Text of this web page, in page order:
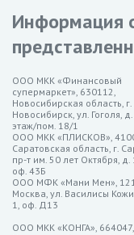
минут в
Займер — до 30
0%
MoneyMan — до
0%
МигКредит — до
от 0%
5 минут в
Информация
ООО МКК «Финансовый
супермаркет», 630112,
Новосибирская область, г.
Новосибирск, ул. Гоголя,
этаж/пом. 18/1
ООО МКК «ПЛИСКОВ»,
Саратовская область, г.
пр-т им. 50 лет Октября, д.
оф. 43Б
ООО МФК «Мани Мен»,
Москва, ул. Василисы
1, оф. Д13
ООО МКК «КОНГА», 664047,